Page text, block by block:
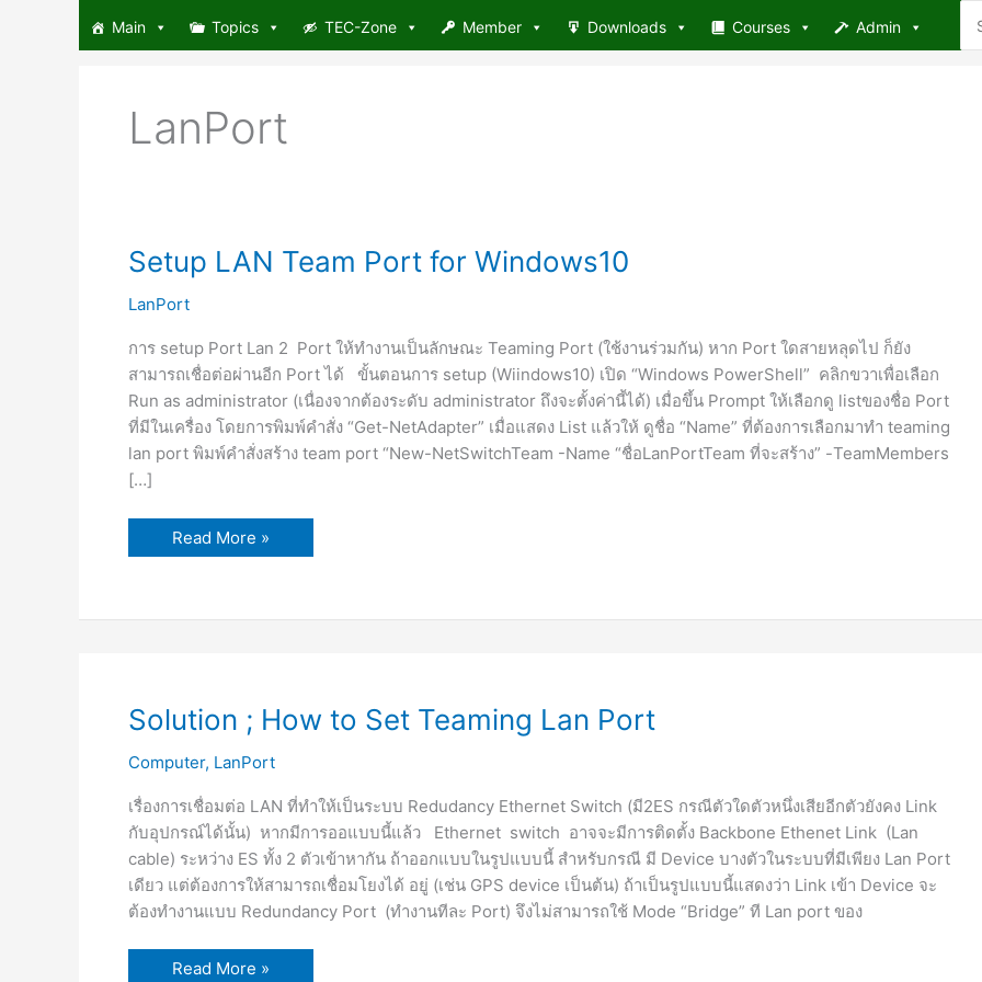
Main Topics TEC-Zone Member Downloads Courses Admin
LanPort
Setup LAN Team Port for Windows10
LanPort
การ setup Port Lan 2 Port ให้ทำงานเป็นลักษณะ Teaming Port (ใช้งานร่วมกัน) หาก Port ใดสายหลุดไป ก็ยัง
สามารถเชื่อต่อผ่านอีก Port ได้ ขั้นตอนการ setup (Wiindows10) เปิด “Windows PowerShell” คลิกขวาเพื่อเลือก
Run as administrator (เนื่องจากต้องระดับ administrator ถึงจะตั้งค่านี้ได้) เมื่อขึ้น Prompt ให้เลือกดู listของชื่อ Port
ที่มีในเครื่อง โดยการพิมพ์คำสั่ง “Get-NetAdapter” เมื่อแสดง List แล้วให้ ดูชื่อ “Name” ที่ต้องการเลือกมาทำ teaming
lan port พิมพ์คำสั่งสร้าง team port “New-NetSwitchTeam -Name “ชื่อLanPortTeam ที่จะสร้าง” -TeamMembers
[…]
Setup
LAN
Team
Port
for
Read More »
Solution ; How to Set Teaming Lan Port
Computer, LanPort
เรื่องการเชื่อมต่อ LAN ที่ทำให้เป็นระบบ Redudancy Ethernet Switch (มี2ES กรณีตัวใดตัวหนึ่งเสียอีกตัวยังคง Link
กับอุปกรณ์ได้นั้น) หากมีการออแบบนี้แล้ว Ethernet switch อาจจะมีการติดตั้ง Backbone Ethenet Link (Lan
cable) ระหว่าง ES ทั้ง 2 ตัวเข้าหากัน ถ้าออกแบบในรูปแบบนี้ สำหรับกรณี มี Device บางตัวในระบบที่มีเพียง Lan Port
เดียว แต่ต้องการให้สามารถเชื่อมโยงได้ อยู่ (เช่น GPS device เป็นต้น) ถ้าเป็นรูปแบบนี้แสดงว่า Link เข้า Device จะ
ต้องทำงานแบบ Redundancy Port (ทำงานทีละ Port) จึงไม่สามารถใช้ Mode “Bridge” ที Lan port ของ
Solution
;
to
Set
Teaming
Lan
Port
Read More »